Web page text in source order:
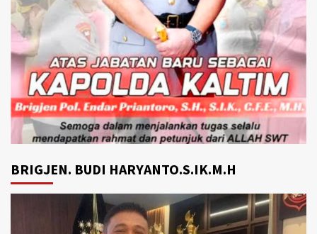
BRIGJEN. BUDI HARYANTO.S.IK.M.H